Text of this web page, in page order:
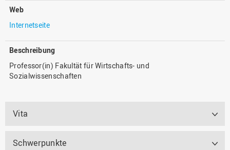
Web
Internetseite
Beschreibung
Professor(in) Fakultät für Wirtschafts- und
Sozialwissenschaften
Vita
Schwerpunkte